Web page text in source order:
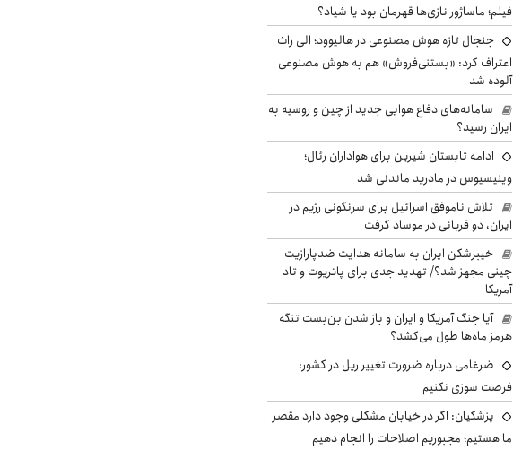
فیلم؛ ماساژور نازی‌ها قهرمان بود یا شیاد؟
جنجال تازه هوش مصنوعی در هالیوود؛ الی راث
اعتراف کرد: «بستنی‌فروش» هم به هوش مصنوعی
آلوده شد
سامانه‌های دفاع هوایی جدید از چین و روسیه به
ایران رسید؟
ادامه تابستان شیرین برای هواداران رئال؛
وینیسیوس در مادرید ماندنی شد
تلاش ناموفق اسرائیل برای سرنگونی رژیم در
ایران، دو قربانی در موساد گرفت
خیبرشکن ایران به سامانه هدایت ضدپارازیت
چینی مجهز شد؟/ تهدید جدی برای پاتریوت و تاد
آمریکا
آیا جنگ آمریکا و ایران و باز شدن بن‌بست تنگه
هرمز ماه‌ها طول می‌کشد؟
ضرغامی درباره ضرورت تغییر ریل در کشور:
فرصت سوزی نکنیم
پزشکیان: اگر در خیابان مشکلی وجود دارد مقصر
ما هستیم؛ مجبوریم اصلاحات را انجام دهیم